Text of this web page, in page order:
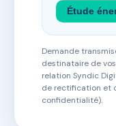
Étude
Demande
destinataire de
relation Syndic
de rectification et
confidentialité).